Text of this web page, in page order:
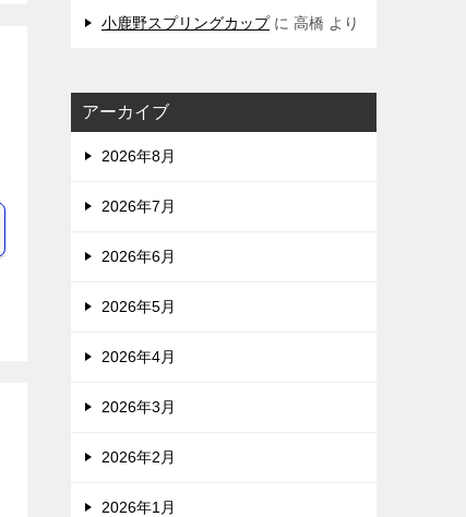
小鹿野スプリングカップに 高橋 より
アーカイブ
2026年8月
2026年7月
2026年6月
2026年5月
2026年4月
2026年3月
2026年2月
2026年1月